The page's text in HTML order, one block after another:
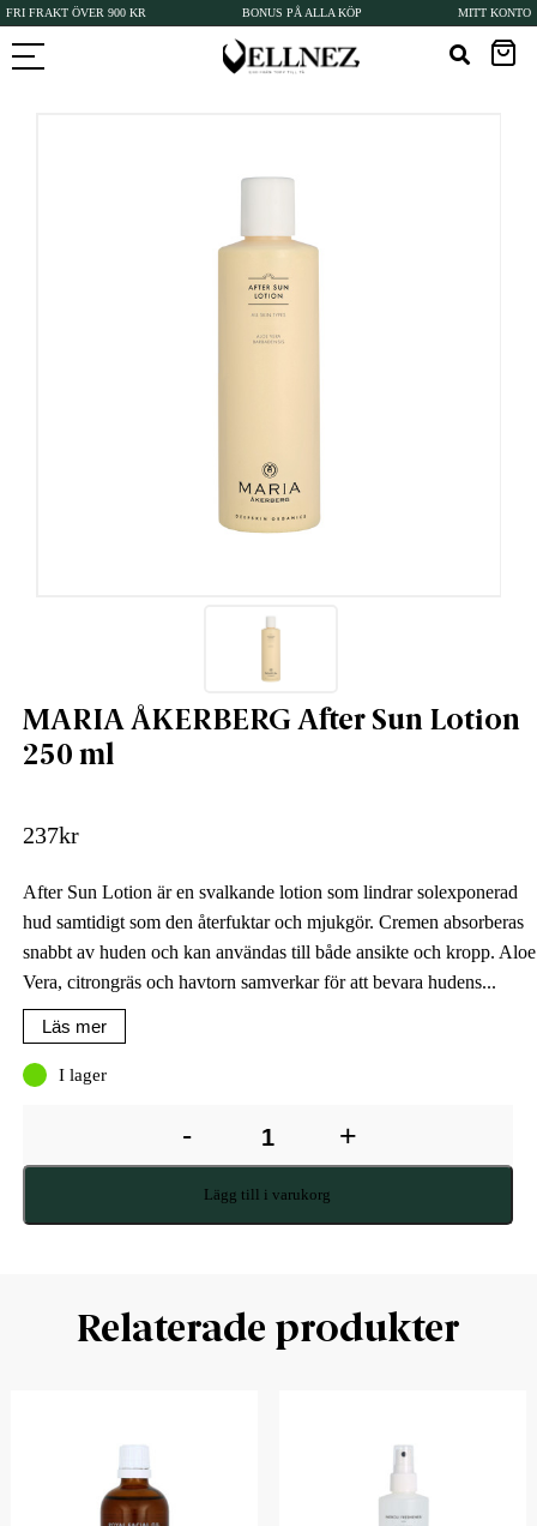
FRI FRAKT ÖVER 900 KR BONUS PÅ ALLA KÖP MITT KONTO
MARIA ÅKERBERG After Sun Lotion
250 ml
237kr
After Sun Lotion är en svalkande lotion som lindrar solexponerad
hud samtidigt som den återfuktar och mjukgör. Cremen absorberas
snabbt av huden och kan användas till både ansikte och kropp. Aloe
Vera, citrongräs och havtorn samverkar för att bevara hudens...
Läs mer
I lager
- +
Lägg till i varukorg
Relaterade produkter